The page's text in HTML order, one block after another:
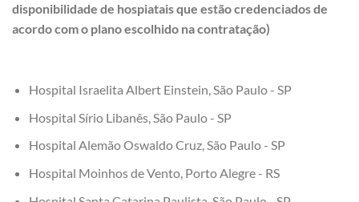
disponibilidade de hospiatais que estão credenciados de
acordo com o plano escolhido na contratação)
Hospital Israelita Albert Einstein, São Paulo - SP
Hospital Sírio Libanês, São Paulo - SP
Hospital Alemão Oswaldo Cruz, São Paulo - SP
Hospital Moinhos de Vento, Porto Alegre - RS